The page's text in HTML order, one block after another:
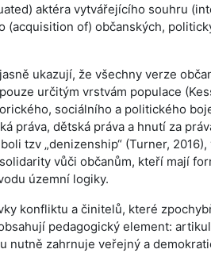
aktéra vytvářejícího souhru
of) občanských,
ukazují, že všechny verze
určitým vrstvám populace
sociálního a politického
práva, dětská práva a hnutí za
tzv „denizenship“ (Turner, 2016),
vůči občanům, kteří mají
územní logiky.
konfliktu a činitelů, které
pedagogický element:
nutně zahrnuje veřejný a